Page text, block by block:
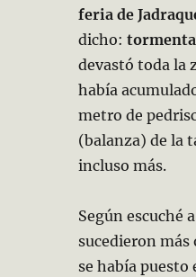
feria de
dicho:
devastó toda la
había
metro de
(balanza) de la
incluso más.
Según escuché
sucedieron más
se había puesto